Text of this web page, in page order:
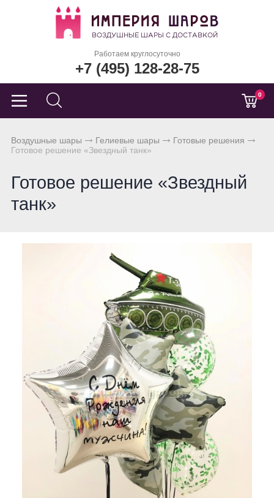
Работаем круглосуточно
+7 (495) 128-28-75
0
Воздушные шары Гелиевые шары
Готовые решения
Готовое решение «Звездный танк»
Готовое решение «Звездный
танк»